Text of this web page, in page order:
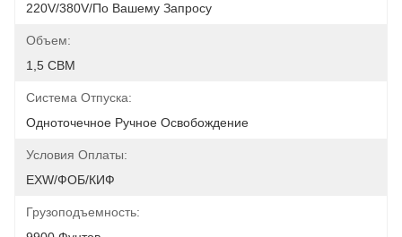
220V/380V/по Вашему Запросу
Объем:
1,5 CBM
Система Отпуска:
Одноточечное Ручное Освобождение
Условия Оплаты:
EXW/ФОБ/КИФ
Грузоподъемность: